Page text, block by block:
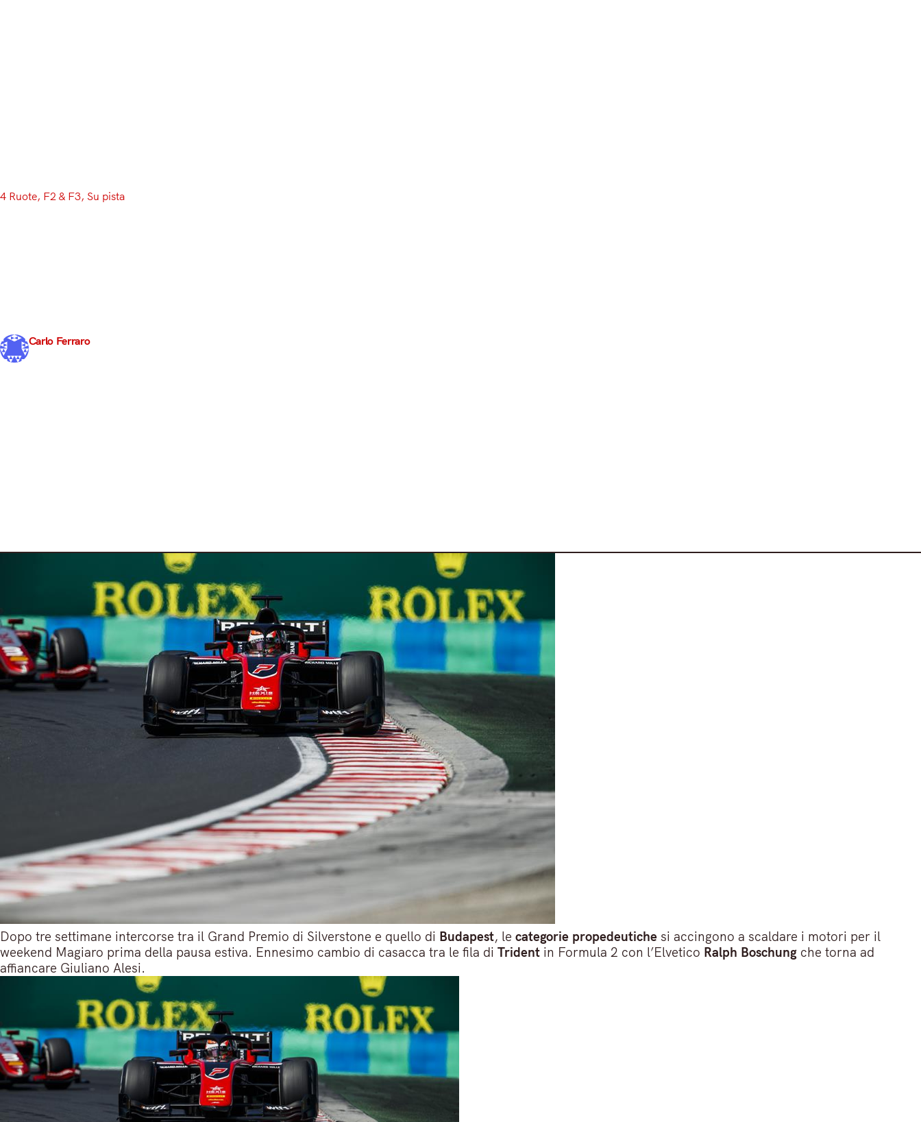
4 Ruote, F2 & F3, Su pista
Carlo Ferraro
31 Luglio 2019
Dopo tre settimane intercorse tra il Grand Premio di Silverstone e quello di Budapest, le categorie propedeutiche si accingono a scaldare i motori per il
weekend Magiaro prima della pausa estiva. Ennesimo cambio di casacca tra le fila di Trident in Formula 2 con l’Elvetico Ralph Boschung che torna ad
affiancare Giuliano Alesi.